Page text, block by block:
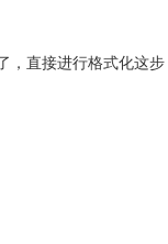
，直接进行格式化这步